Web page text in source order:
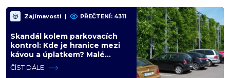
Zajímavosti | PŘEČTENÍ: 4311
Skandál kolem parkovacích
kontrol: Kde je hranice mezi
kávou a úplatkem? Malé
město, malá výhoda, velký
problém
ČÍST DÁLE